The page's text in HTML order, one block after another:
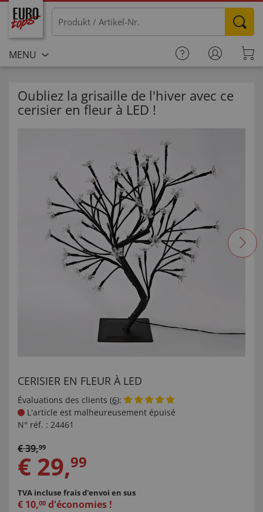
MENU
Oubliez la grisaille de l'hiver avec ce
cerisier en fleur à LED !
CERISIER EN FLEUR À LED
Évaluations des clients (6):
L'article est malheureusement épuisé
N° réf. : 24461
€39,99
€ 29,99
TVA incluse frais d'envoi en sus
€ 10,00 d'économies !